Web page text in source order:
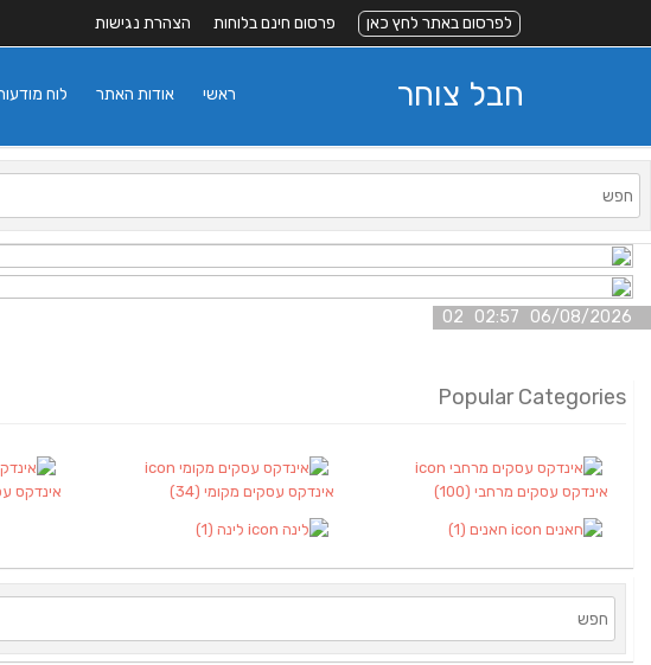
לפרסום באתר לחץ כאן פרסום חינם בלוחות הצהרת נגישות
חבל צוחר לוח אודות האתר ראשי
06/08/2026 02:57 02
Popular Categories
אינדקס עסקים מרחבי (100) אינדקס עסקים מקומי (34) אינדקס
חאנים (1) לינה (1)